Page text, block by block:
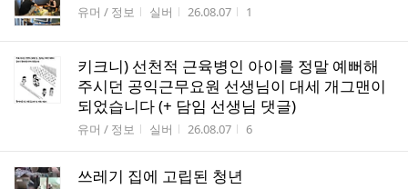
게시판명
유머 / 정보 작성자
실버 작성시간
26.08.07 조회수
1
키크니) 선천적 근육병인 아이를 정말 예뻐해
주시던 공익근무요원 선생님이 대세 개그맨이
되었습니다 (+ 담임 선생님 댓글)
게시판명
유머 / 정보 작성자
실버 작성시간
26.08.07 조회수
6
쓰레기 집에 고립된 청년